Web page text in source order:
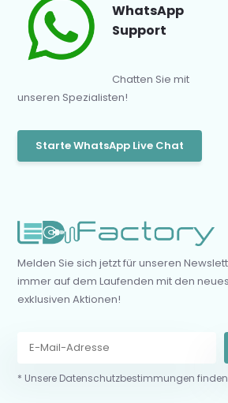
WhatsApp
Support
Chatten Sie mit
unseren Spezialisten!
Starte WhatsApp Live Chat
Melden Sie sich jetzt für unseren
immer auf dem Laufenden mit den
exklusiven Aktionen!
* Unsere Datenschutzbestimmungen finden